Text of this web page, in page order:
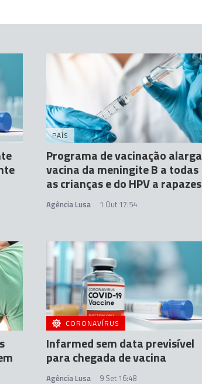
PAÍS
Programa de vacinação alarga
vacina da meningite B a todas
as crianças e do HPV a rapazes
Agência Lusa 1 Out 17:54
CORONAVÍRUS
Infarmed sem data previsível
para chegada de vacina
Agência Lusa 9 Set 16:48